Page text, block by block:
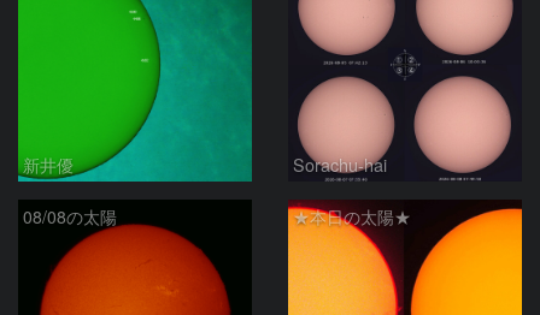
新井優 Sorachu-hai
08/08の太陽 ★本日の太陽★